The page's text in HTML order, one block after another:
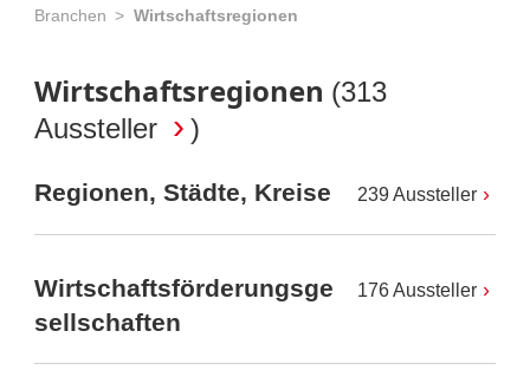
Branchen Wirtschaftsregionen
Wirtschaftsregionen (313
Aussteller
)
Regionen, Städte, Kreise 239 Aussteller
Wirtschaftsförderungsge
sellschaften
176 Aussteller